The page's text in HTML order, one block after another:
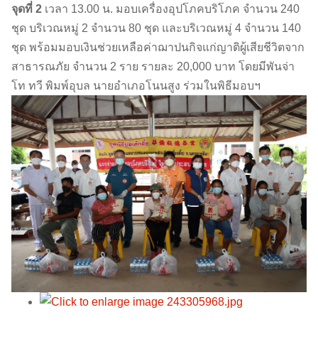
จุดที่ 2 เวลา 13.00 น. มอบเครื่องอุปโภคบริโภค จำนวน 240
ชุด บริเวณหมู่ 2 จำนวน 80 ชุด และบริเวณหมู่ 4 จำนวน 140
ชุด พร้อมมอบเงินช่วยเหลือค่าฌาปนกิจแก่ญาติผู้เสียชีวิตจาก
สาธารณภัย จำนวน 2 ราย รายละ 20,000 บาท โดยมีพันจ่า
โท ทวี พิมพ์อุบล นายอำเภอโนนสูง ร่วมในพิธีมอบฯ